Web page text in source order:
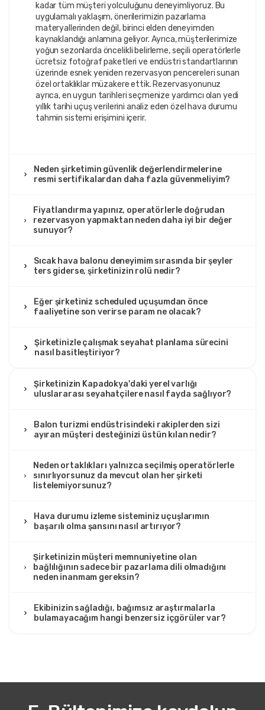
kadar tüm müşteri yolculuğunu deneyimliyoruz. Bu
uygulamalı yaklaşım, önerilerimizin pazarlama
materyallerinden değil, birinci elden deneyimden
kaynaklandığı anlamına geliyor. Ayrıca, müşterilerimize
yoğun sezonlarda öncelikli belirleme, seçili operatörlerle
ücretsiz fotoğraf paketleri ve endüstri standartlarının
üzerinde esnek yeniden rezervasyon pencereleri sunan
özel ortaklıklar müzakere ettik. Rezervasyonunuz
ayrıca, en uygun tarihleri seçmenize yardımcı olan yedi
yıllık tarihi uçuş verilerini analiz eden özel hava durumu
tahmin sistemi erişimini içerir.
Neden şirketimin güvenlik değerlendirmelerine
resmi sertifikalardan daha fazla güvenmeliyim?
Fiyatlandırma yapınız, operatörlerle doğrudan
rezervasyon yapmaktan neden daha iyi bir değer
sunuyor?
Sıcak hava balonu deneyimim sırasında bir şeyler
ters giderse, şirketinizin rolü nedir?
Eğer şirketiniz scheduled uçuşumdan önce
faaliyetine son verirse param ne olacak?
Şirketinizle çalışmak seyahat planlama sürecini
nasıl basitleştiriyor?
Şirketinizin Kapadokya'daki yerel varlığı
uluslararası seyahatçilere nasıl fayda sağlıyor?
Balon turizmi endüstrisindeki rakiplerden sizi
ayıran müşteri desteğinizi üstün kılan nedir?
Neden ortaklıkları yalnızca seçilmiş operatörlerle
sınırlıyorsunuz da mevcut olan her şirketi
listelemiyorsunuz?
Hava durumu izleme sisteminiz uçuşlarımın
başarılı olma şansını nasıl artırıyor?
Şirketinizin müşteri memnuniyetine olan
bağlılığının sadece bir pazarlama dili olmadığını
neden inanmam gereksin?
Ekibinizin sağladığı, bağımsız araştırmalarla
bulamayacağım hangi benzersiz içgörüler var?